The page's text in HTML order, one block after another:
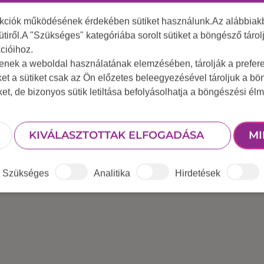
minden korosztálynak maradandó élményt
Oldalanként más-más nehézségű
ennek a sporteszköznek használata.
bármilyen rendezvényre kiváló választás,
akár versenyt is rendezhettek, melyikőtök tud
vagy a rekeszépítéssel, így biztos, hogy
outdoor rendezvényedet, a mászófal ugyanis a buli
vízszintes terület, amely lehet aszfalt vagy füves
ellenőrizve és betartva.
működésének érdekében sütiket használunk.Az
"Szükséges" kategóriába sorolt sütiket a böngésző
a weboldal használatának elemzésében, tárolják a
a sütiket csak az Ön előzetes beleegyezésével tároljuk a
de bizonyos sütik letiltása befolyásolhatja a böngészési
KIVÁLASZTOTTAK ELFOGADÁSA
Szükséges Analitika Hirdetések